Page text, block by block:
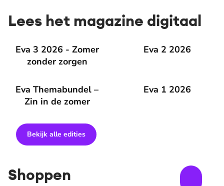
Lees het magazine digitaal
Eva 3 2026 - Zomer
zonder zorgen
Eva 3 2026 - Zomer zonder zorgen Eva 2 2026
Eva 2 2026
Eva Themabundel –
Zin in de zomer
Eva Themabundel – Zin in de zomer Eva 1 2026
Eva 1 2026
Bekijk alle edities
Shoppen